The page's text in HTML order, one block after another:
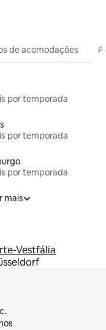
de acomodações
por temporada
por temporada
por temporada
mais
Vestfália